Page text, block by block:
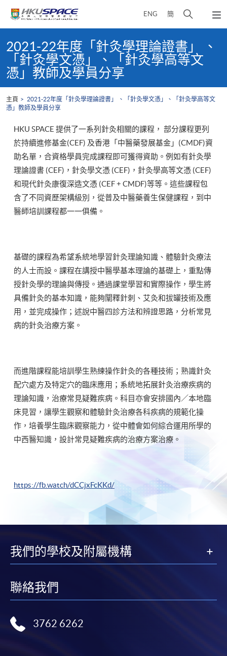
ENG 簡
開
尋
介
彈
出
選
content
start2021-22年度「針灸學理論證書」 、
「針灸學文憑」、「針灸學高等文
憑」教師及學員分享
主頁
2021-22年度「針灸學理論證書」 、「針灸學文憑」、「針灸學高等文
憑」教師及學員分享
HKU SPACE 提供了一系列針灸相關的課程， 部分課程更列
於持續進修基金(CEF) 及香港「中醫藥發展基金」(CMDF)資
助名單，合資格學員完成課程即可獲得資助。例如有針灸學
理論證書 (CEF)，針灸學文憑 (CEF)，針灸學高等文憑 (CEF)
和現代針灸康復深造文憑 (CEF + CMDF)等等。這些課程包
含了不同資歷架構級別，從普及中醫藥養生保健課程，到中
醫師培訓課程都一一俱備。
基礎的課程為希望系統地學習針灸理論知識、體驗針灸療法
的人士而設。課程在講授中醫學基本理論的基礎上，重點傳
授針灸學的理論與傳授。通過課堂學習和實際操作，學生將
具備針灸的基本知識，能夠闡釋針刺、艾灸和拔罐技術及應
用，並完成操作；述說中醫四診方法和辨證思路，分析常見
病的針灸治療方案。
而進階課程能培訓學生熟練操作針灸的各種技術；熟識針灸
配穴處方及特定穴的臨床應用；系統地拓展針灸治療疾病的
理論知識，治療常見疑難疾病。科目亦會安排國內／本地臨
床見習，讓學生觀察和體驗針灸治療各科疾病的規範化操
作，培養學生臨床觀察能力，從中體會如何綜合運用所學的
中西醫知識，設計常見疑難疾病的治療方案治療。
https://fb.watch/dCCjxFcKKd/
我們的學校及附屬機構
聯絡我們
3762 6262